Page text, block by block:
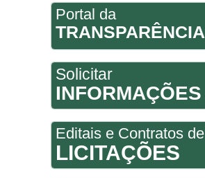
Portal da
TRANSPARÊNCIA
Solicitar
INFORMAÇÕES
Editais e Contratos de
LICITAÇÕES